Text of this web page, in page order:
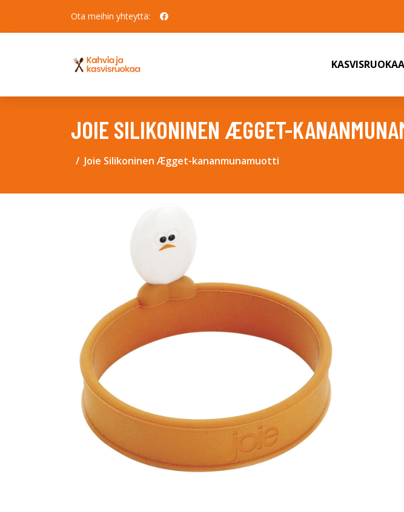
Ota meihin yhteyttä:
KASVISRUOKAA
JOIE SILIKONINEN ÆGGET-
Joie Silikoninen Ægget-kananmunamuotti